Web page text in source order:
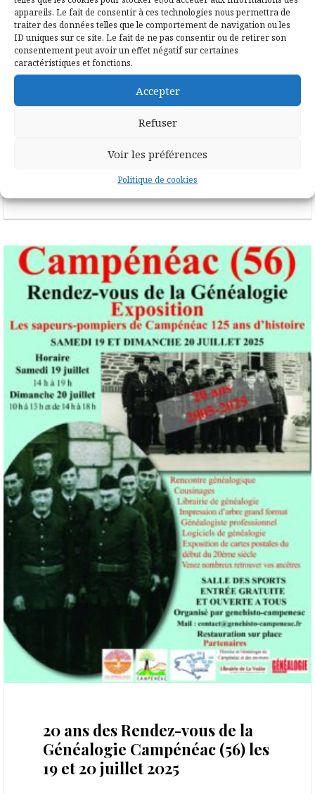
appareils. Le fait de consentir à ces technologies nous permettra de
traiter des données telles que le comportement de navigation ou les
ID uniques sur ce site. Le fait de ne pas consentir ou de retirer son
consentement peut avoir un effet négatif sur certaines
caractéristiques et fonctions.
Accepter
Refuser
Voir les préférences
Politique de cookies
31 juillet 2025
Souvenir des Rendez-vous de
la généalogie de 2025
Merci à Florian Pennec pour les photos
20 ans des Rendez-vous de la
Généalogie Campénéac (56) les
19 et 20 juillet 2025